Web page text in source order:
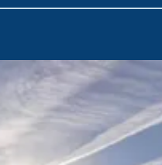
sergiliyor. Palma'nın hareketli
ve koylarını kucaklayın; unutulmaz bir